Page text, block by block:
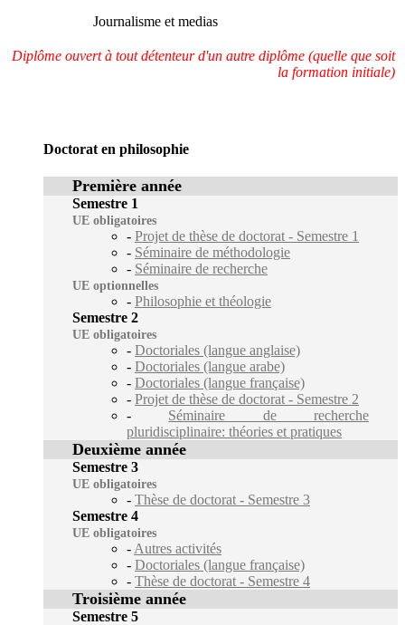
Journalisme et medias
Diplôme ouvert à tout détenteur d'un autre diplôme (quelle que soit
la formation initiale)
Doctorat en philosophie
Première année
Semestre 1
UE obligatoires
- Projet de thèse de doctorat - Semestre 1
- Séminaire de méthodologie
- Séminaire de recherche
UE optionnelles
- Philosophie et théologie
Semestre 2
UE obligatoires
- Doctoriales (langue anglaise)
- Doctoriales (langue arabe)
- Doctoriales (langue française)
- Projet de thèse de doctorat - Semestre 2
- Séminaire de recherche
pluridisciplinaire: théories et pratiques
Deuxième année
Semestre 3
UE obligatoires
- Thèse de doctorat - Semestre 3
Semestre 4
UE obligatoires
- Autres activités
- Doctoriales (langue française)
- Thèse de doctorat - Semestre 4
Troisième année
Semestre 5